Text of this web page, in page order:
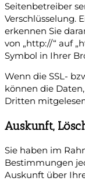
Seitenbetreiber
Verschlüsselung.
erkennen Sie
von „http://“ auf
Symbol in Ihrer
Wenn die SSL-
können die
Dritten
Auskunft,
Sie haben im
Bestimmungen
Auskunft über